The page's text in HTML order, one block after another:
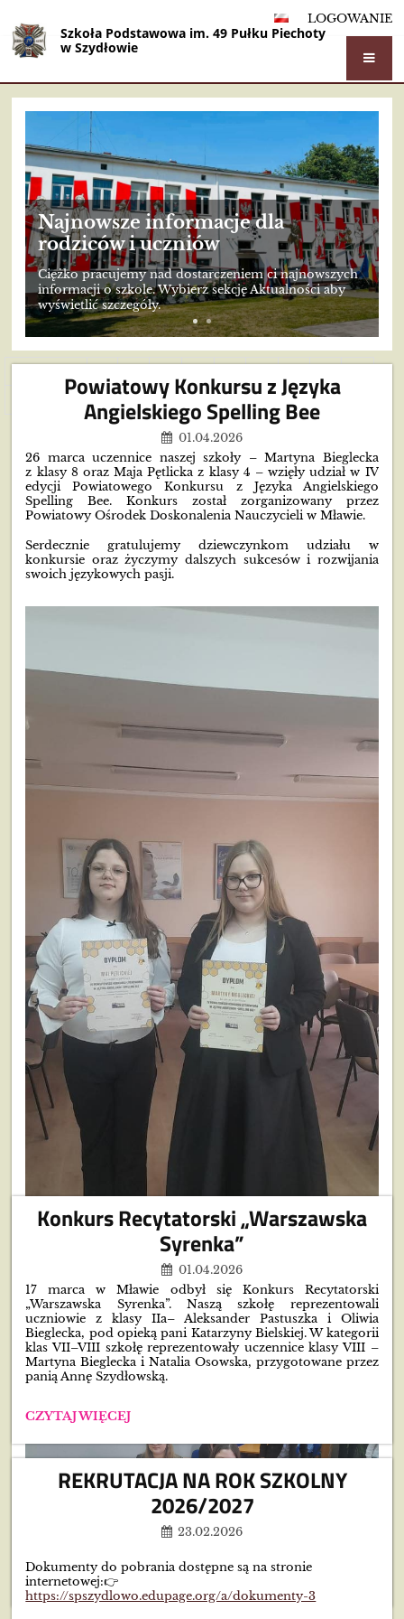
LOGOWANIE
Szkoła Podstawowa im. 49 Pułku Piechoty
w Szydłowie
Strona
główna
Najnowsze informacje dla
rodziców i uczniów
Ciężko pracujemy nad dostarczeniem ci najnowszych
informacji o szkole. Wybierz sekcję Aktualności aby
wyświetlić szczegóły.
Powiatowy Konkursu z Języka
Angielskiego Spelling Bee
01.04.2026
26 marca uczennice naszej szkoły – Martyna Bieglecka
z klasy 8 oraz Maja Pętlicka z klasy 4 – wzięły udział w IV
edycji Powiatowego Konkursu z Języka Angielskiego
Spelling Bee. Konkurs został zorganizowany przez
Powiatowy Ośrodek Doskonalenia Nauczycieli w Mławie.
Serdecznie gratulujemy dziewczynkom udziału w
konkursie oraz życzymy dalszych sukcesów i rozwijania
swoich językowych pasji.
POWIATOWY
KONKURSU
CZYTAJ WIĘCEJ
Konkurs Recytatorski „Warszawska
Syrenka”
01.04.2026
17 marca w Mławie odbył się Konkurs Recytatorski
„Warszawska Syrenka”. Naszą szkołę reprezentowali
uczniowie z klasy IIa– Aleksander Pastuszka i Oliwia
Bieglecka, pod opieką pani Katarzyny Bielskiej. W kategorii
klas VII–VIII szkołę reprezentowały uczennice klasy VIII –
Martyna Bieglecka i Natalia Osowska, przygotowane przez
panią Annę Szydłowską.
KONKURS
„WARSZAWSKA
SYRENKA”:
CZYTAJ WIĘCEJ
REKRUTACJA NA ROK SZKOLNY
2026/2027
23.02.2026
Dokumenty do pobrania dostępne są na stronie
internetowej:👉
https://spszydlowo.edupage.org/a/dokumenty-3
Dalej